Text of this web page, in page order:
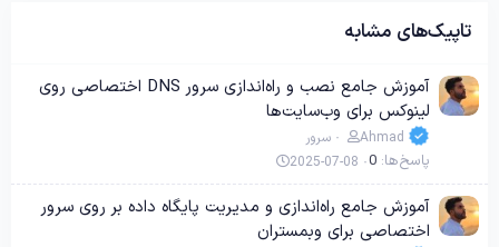
تاپیک‌های مشابه
آموزش جامع نصب و راه‌اندازی سرور DNS اختصاصی روی
لینوکس برای وب‌سایت‌ها
Ahmad سرور
پاسخ‌ها 0
2025-07-08
آموزش جامع راه‌اندازی و مدیریت پایگاه داده بر روی سرور
اختصاصی برای وبمستران